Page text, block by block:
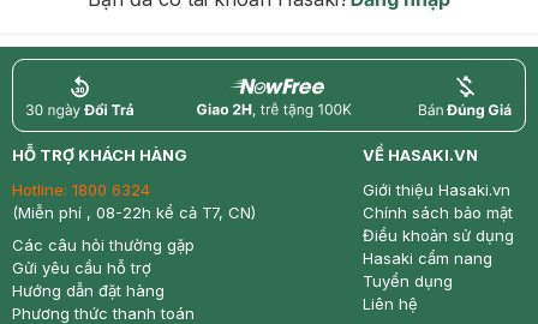
return nowfree price
HỖ TRỢ KHÁCH HÀNG
Hotline: 1800 6324
(Miễn phí , 08-22h kể cả T7, CN)
Các câu hỏi thường gặp
Gửi yêu cầu hỗ trợ
Hướng dẫn đặt hàng
Phương thức thanh toán
VỀ HASAKI.VN
Giới thiệu Hasaki.vn
Chính sách bảo mật
Điều khoản sử dụng
Hasaki cẩm nang
Tuyển dụng
Liên hệ